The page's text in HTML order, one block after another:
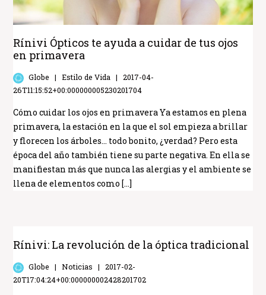
Rínivi Ópticos te ayuda a cuidar de tus ojos
en primavera
Globe Estilo de Vida
2017-04-
26T11:15:52+00:000000005230201704
Cómo cuidar los ojos en primavera Ya estamos en plena
primavera, la estación en la que el sol empieza a brillar
y florecen los árboles… todo bonito, ¿verdad? Pero esta
época del año también tiene su parte negativa. En ella se
manifiestan más que nunca las alergias y el ambiente se
llena de elementos como […]
Rínivi: La revolución de la óptica tradicional
Globe Noticias
2017-02-
20T17:04:24+00:000000002428201702